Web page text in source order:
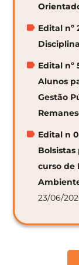
Edital nº
Edital nº
Alunos
Gestão
Edital n
curso de
23/06/